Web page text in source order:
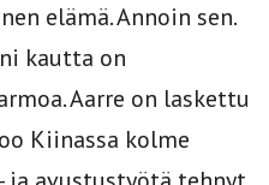
elämä. Annoin sen.
kautta on
Aarre on laskettu
Kiinassa kolme